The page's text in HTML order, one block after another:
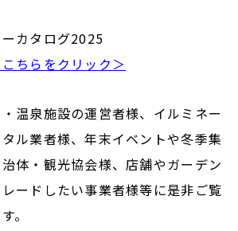
カタログ2025
ちらをクリック＞
温泉施設の運営者様、イルミネー
ル業者様、年末イベントや冬季集
体・観光協会様、店舗やガーデン
ードしたい事業者様等に是非ご覧
。